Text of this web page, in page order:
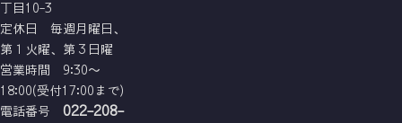
丁目10-3
定休日 毎週月曜日、
第１火曜、第３日曜
営業時間 9:30～
18:00(受付17:00まで)
電話番号 022-208-